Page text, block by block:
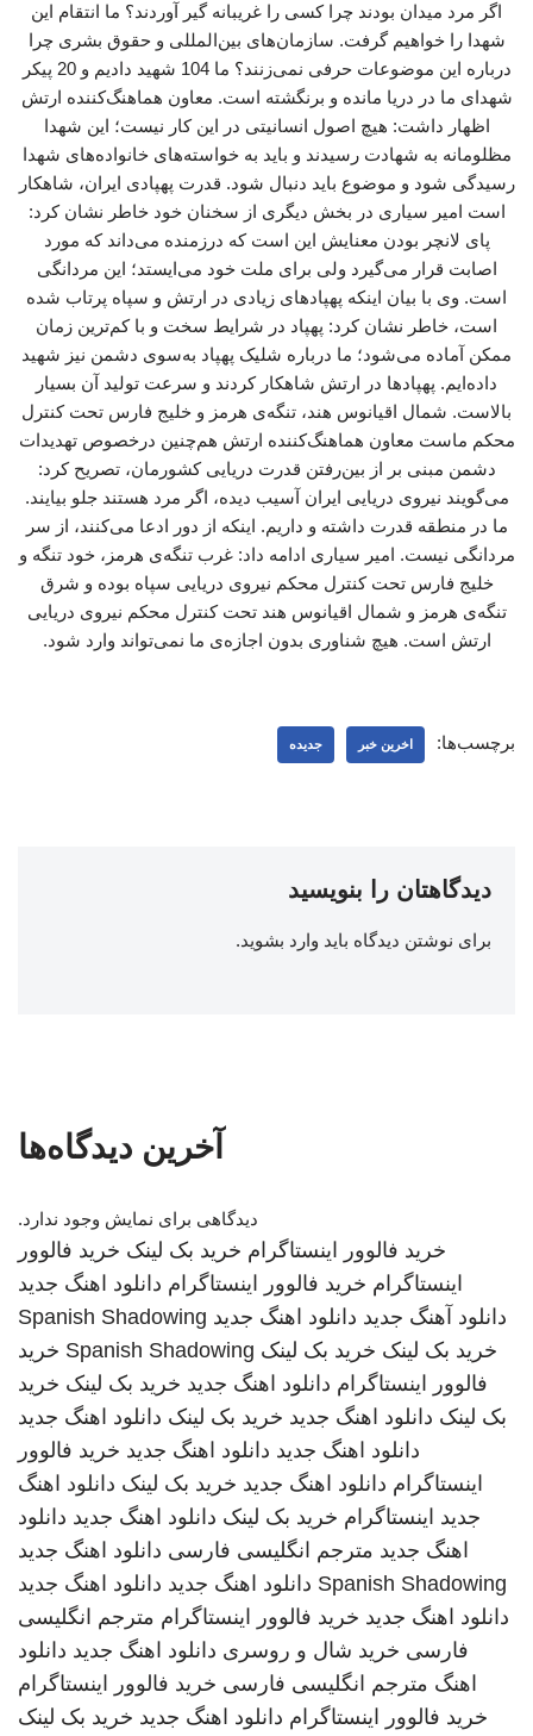
اگر مرد میدان بودند چرا کسی را غریبانه گیر آوردند؟ ما انتقام این
شهدا را خواهیم گرفت. سازمان‌های بین‌المللی و حقوق بشری چرا
درباره این موضوعات حرفی نمی‌زنند؟ ما 104 شهید دادیم و 20 پیکر
شهدای ما در دریا مانده و برنگشته است. معاون هماهنگ‌کننده ارتش
اظهار داشت: هیچ اصول انسانیتی در این کار نیست؛ این شهدا
مظلومانه به شهادت رسیدند و باید به خواسته‌های خانواده‌های شهدا
رسیدگی شود و موضوع باید دنبال شود. قدرت پهپادی ایران، شاهکار
است امیر سیاری در بخش دیگری از سخنان خود خاطر نشان کرد:
پای لانچر بودن معنایش این است که درزمنده می‌داند که مورد
اصابت قرار می‌گیرد ولی برای ملت خود می‌ایستد؛ این مردانگی
است. وی با بیان اینکه پهپادهای زیادی در ارتش و سپاه پرتاب شده
است، خاطر نشان کرد: پهپاد در شرایط سخت و با کم‌ترین زمان
ممکن آماده می‌شود؛ ما درباره شلیک پهپاد به‌سوی دشمن نیز شهید
داده‌ایم. پهپادها در ارتش شاهکار کردند و سرعت تولید آن بسیار
بالاست. شمال اقیانوس هند، تنگه‌ی هرمز و خلیج فارس تحت کنترل
محکم ماست معاون هماهنگ‌کننده ارتش هم‌چنین درخصوص تهدیدات
دشمن مبنی بر از بین‌رفتن قدرت دریایی کشورمان، تصریح کرد:
می‌گویند نیروی دریایی ایران آسیب دیده، اگر مرد هستند جلو بیایند.
ما در منطقه قدرت داشته و داریم. اینکه از دور ادعا می‌کنند، از سر
مردانگی نیست. امیر سیاری ادامه داد: غرب تنگه‌ی هرمز، خود تنگه و
خلیج فارس تحت کنترل محکم نیروی دریایی سپاه بوده و شرق
تنگه‌ی هرمز و شمال اقیانوس هند تحت کنترل محکم نیروی دریایی
ارتش است. هیچ شناوری بدون اجازه‌ی ما نمی‌تواند وارد شود.
برچسب‌ها: اخرین خبر جدیده
دیدگاهتان را بنویسید
برای نوشتن دیدگاه باید وارد بشوید.
آخرین دیدگاه‌ها
دیدگاهی برای نمایش وجود ندارد.
خرید فالوور اینستاگرام خرید بک لینک خرید فالوور
اینستاگرام خرید فالوور اینستاگرام دانلود اهنگ جدید
دانلود آهنگ جدید دانلود اهنگ جدید Spanish Shadowing
خرید بک لینک خرید بک لینک Spanish Shadowing خرید
فالوور اینستاگرام دانلود اهنگ جدید خرید بک لینک خرید
بک لینک دانلود اهنگ جدید خرید بک لینک دانلود اهنگ جدید
دانلود اهنگ جدید دانلود اهنگ جدید خرید فالوور
اینستاگرام دانلود اهنگ جدید خرید بک لینک دانلود اهنگ
جدید اینستاگرام خرید بک لینک دانلود اهنگ جدید دانلود
اهنگ جدید مترجم انگلیسی فارسی دانلود اهنگ جدید
Spanish Shadowing دانلود اهنگ جدید دانلود اهنگ جدید
دانلود اهنگ جدید خرید فالوور اینستاگرام مترجم انگلیسی
فارسی خرید شال و روسری دانلود اهنگ جدید دانلود
اهنگ مترجم انگلیسی فارسی خرید فالوور اینستاگرام
خرید فالوور اینستاگرام دانلود اهنگ جدید خرید بک لینک